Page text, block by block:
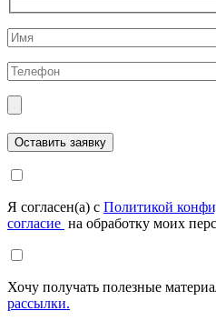
Я согласен(а) с Политикой
согласие на обработку моих
Хочу получать полезные
рассылки.